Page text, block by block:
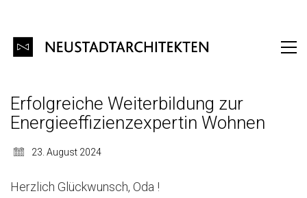
Erfolgreiche Weiterbildung zur
Energieeffizienzexpertin Wohnen
23. August 2024
Herzlich Glückwunsch, Oda !